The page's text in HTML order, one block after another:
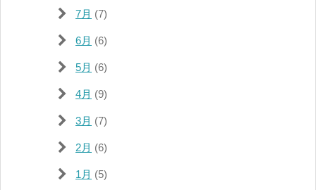
7月 (7)
6月 (6)
5月 (6)
4月 (9)
3月 (7)
2月 (6)
1月 (5)